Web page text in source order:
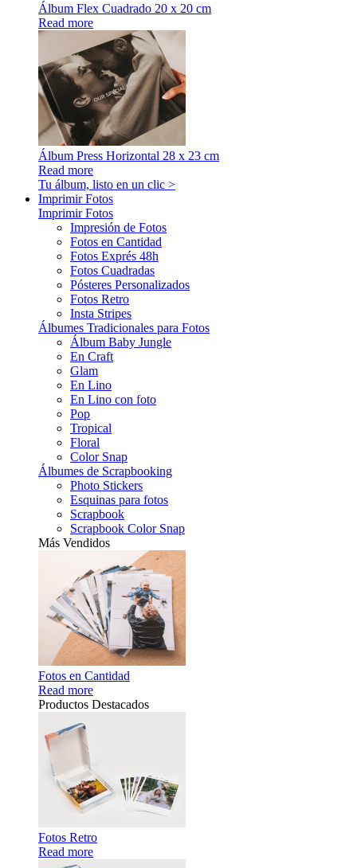
Álbum Flex Cuadrado 20 x 20 cm
Read more
Álbum Press Horizontal 28 x 23 cm
Read more
Tu álbum, listo en un clic >
Imprimir Fotos
Imprimir Fotos
Impresión de Fotos
Fotos en Cantidad
Fotos Exprés 48h
Fotos Cuadradas
Pósteres Personalizados
Fotos Retro
Insta Stripes
Álbumes Tradicionales para Fotos
Álbum Baby Jungle
En Craft
Glam
En Lino
En Lino con foto
Pop
Tropical
Floral
Color Snap
Álbumes de Scrapbooking
Photo Stickers
Esquinas para fotos
Scrapbook
Scrapbook Color Snap
Más Vendidos
Fotos en Cantidad
Read more
Productos Destacados
Fotos Retro
Read more